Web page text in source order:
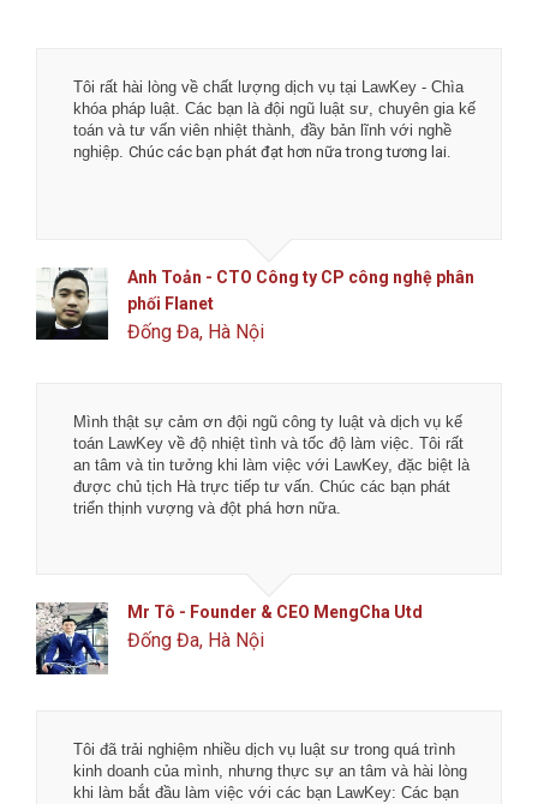
Tôi rất hài lòng về chất lượng dịch vụ tại LawKey - Chìa
khóa pháp luật. Các bạn là đội ngũ luật sư, chuyên gia kế
toán và tư vấn viên nhiệt thành, đầy bản lĩnh với nghề
nghiệp.Chúc các bạn phát đạt hơn nữa trong tương lai.
Anh Toản - CTO Công ty CP công nghệ phân
phối Flanet
Đống Đa, Hà Nội
Mình thật sự cảm ơn đội ngũ công ty luật và dịch vụ kế
toán LawKey về độ nhiệt tình và tốc độ làm việc. Tôi rất
an tâm và tin tưởng khi làm việc với LawKey, đặc biệt là
được chủ tịch Hà trực tiếp tư vấn. Chúc các bạn phát
triển thịnh vượng và đột phá hơn nữa.
Mr Tô - Founder & CEO MengCha Utd
Đống Đa, Hà Nội
Tôi đã trải nghiệm nhiều dịch vụ luật sư trong quá trình
kinh doanh của mình, nhưng thực sự an tâm và hài lòng
khi làm bắt đầu làm việc với các bạn LawKey: Các bạn